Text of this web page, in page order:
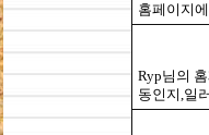
홈페이지
Ryp님의
동인지,일